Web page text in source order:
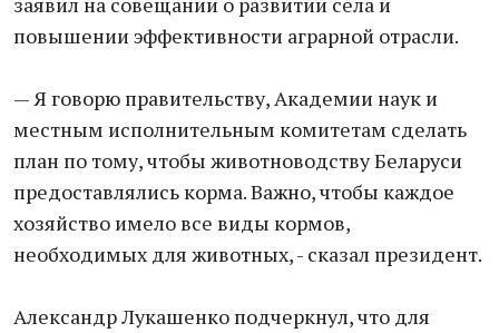
повышении эффективности аграрной отрасли.
— Я говорю правительству, Академии наук и
местным исполнительным комитетам сделать
план по тому, чтобы животноводству Беларуси
предоставлялись корма. Важно, чтобы каждое
хозяйство имело все виды кормов,
необходимых для животных, - сказал президент.
Александр Лукашенко подчеркнул, что для